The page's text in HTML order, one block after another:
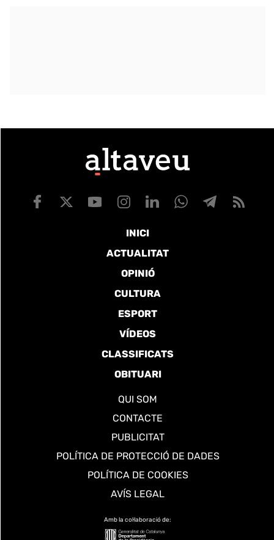
INICI
ACTUALITAT
OPINIÓ
CULTURA
ESPORT
VÍDEOS
CLASSIFICATS
OBITUARI
QUI SOM
CONTACTE
PUBLICITAT
POLÍTICA DE PROTECCIÓ DE DADES
POLÍTICA DE COOKIES
AVÍS LEGAL
Amb la col·laboració de: